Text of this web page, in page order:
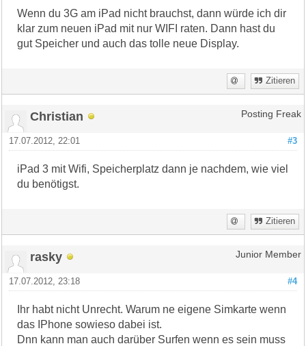
Wenn du 3G am iPad nicht brauchst, dann würde ich dir
klar zum neuen iPad mit nur WIFI raten. Dann hast du
gut Speicher und auch das tolle neue Display.
Zitieren
Christian Posting Freak
#3
17.07.2012, 22:01
iPad 3 mit Wifi, Speicherplatz dann je nachdem, wie viel
du benötigst.
Zitieren
rasky Junior Member
#4
17.07.2012, 23:18
Ihr habt nicht Unrecht. Warum ne eigene Simkarte wenn
das IPhone sowieso dabei ist.
Dnn kann man auch darüber Surfen wenn es sein muss